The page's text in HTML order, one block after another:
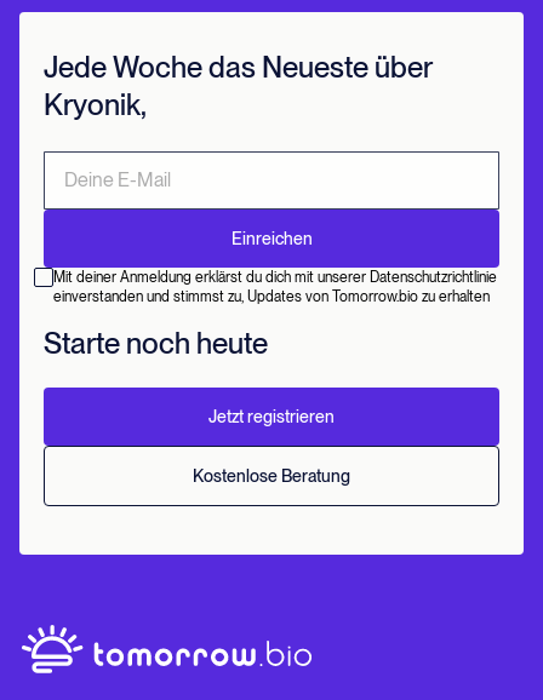
Jede Woche das Neueste über
Kryonik,
Mit deiner Anmeldung erklärst du dich mit unserer Datenschutzrichtlinie
einverstanden und stimmst zu, Updates von Tomorrow.bio zu erhalten
Starte noch heute
Jetzt registrieren
Kostenlose Beratung